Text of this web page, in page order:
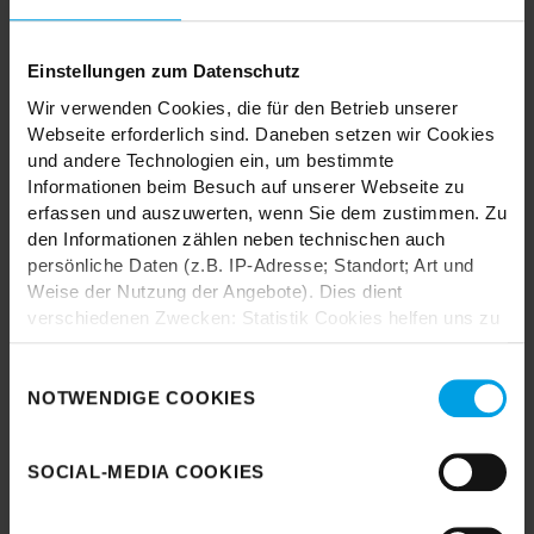
Einstellungen zum Datenschutz
Wir verwenden Cookies, die für den Betrieb unserer
Webseite erforderlich sind. Daneben setzen wir Cookies
und andere Technologien ein, um bestimmte
Informationen beim Besuch auf unserer Webseite zu
erfassen und auszuwerten, wenn Sie dem zustimmen. Zu
den Informationen zählen neben technischen auch
persönliche Daten (z.B. IP-Adresse; Standort; Art und
Weise der Nutzung der Angebote). Dies dient
verschiedenen Zwecken: Statistik Cookies helfen uns zu
anonymisiert für statistische Zwecke auszuwerten.
Marketing Cookies helfen uns, Ihnen personalisierte
Werbung anzuzeigen. Social-Media-Cookies ermöglichen
es, eine Verbindung zu sozialen Netzwerken aufzubauen,
NOTWENDIGE COOKIES
SOCIAL-MEDIA COOKIES
TRENDHOPPER STORES
Wie wäre es mit einer großen Portion Inspiration und Kreativität?
In unseren Stores findest du alle Trendhopper Möbel, Stoffe und
Styles.
Datenschutzbestimmungen von Google.